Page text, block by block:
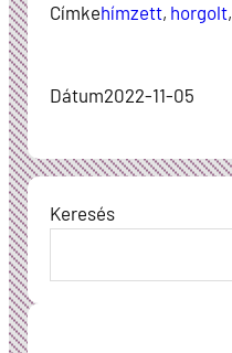
Címkehímzett, horgolt,
Dátum2022-11-05
Keresés